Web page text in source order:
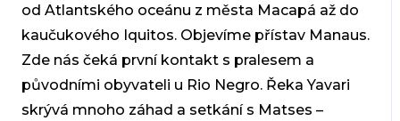
od Atlantského oceánu z města Macapá až do
kaučukového Iquitos. Objevíme přístav Manaus.
Zde nás čeká první kontakt s pralesem a
původními obyvateli u Rio Negro. Řeka Yavari
skrývá mnoho záhad a setkání s Matses –